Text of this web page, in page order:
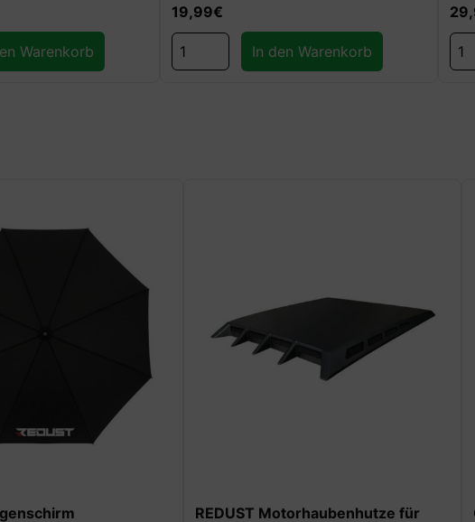
In den Warenkorb In den Warenkorb
Motorhaubenhutze für
Cap Unisex Dacia Duster